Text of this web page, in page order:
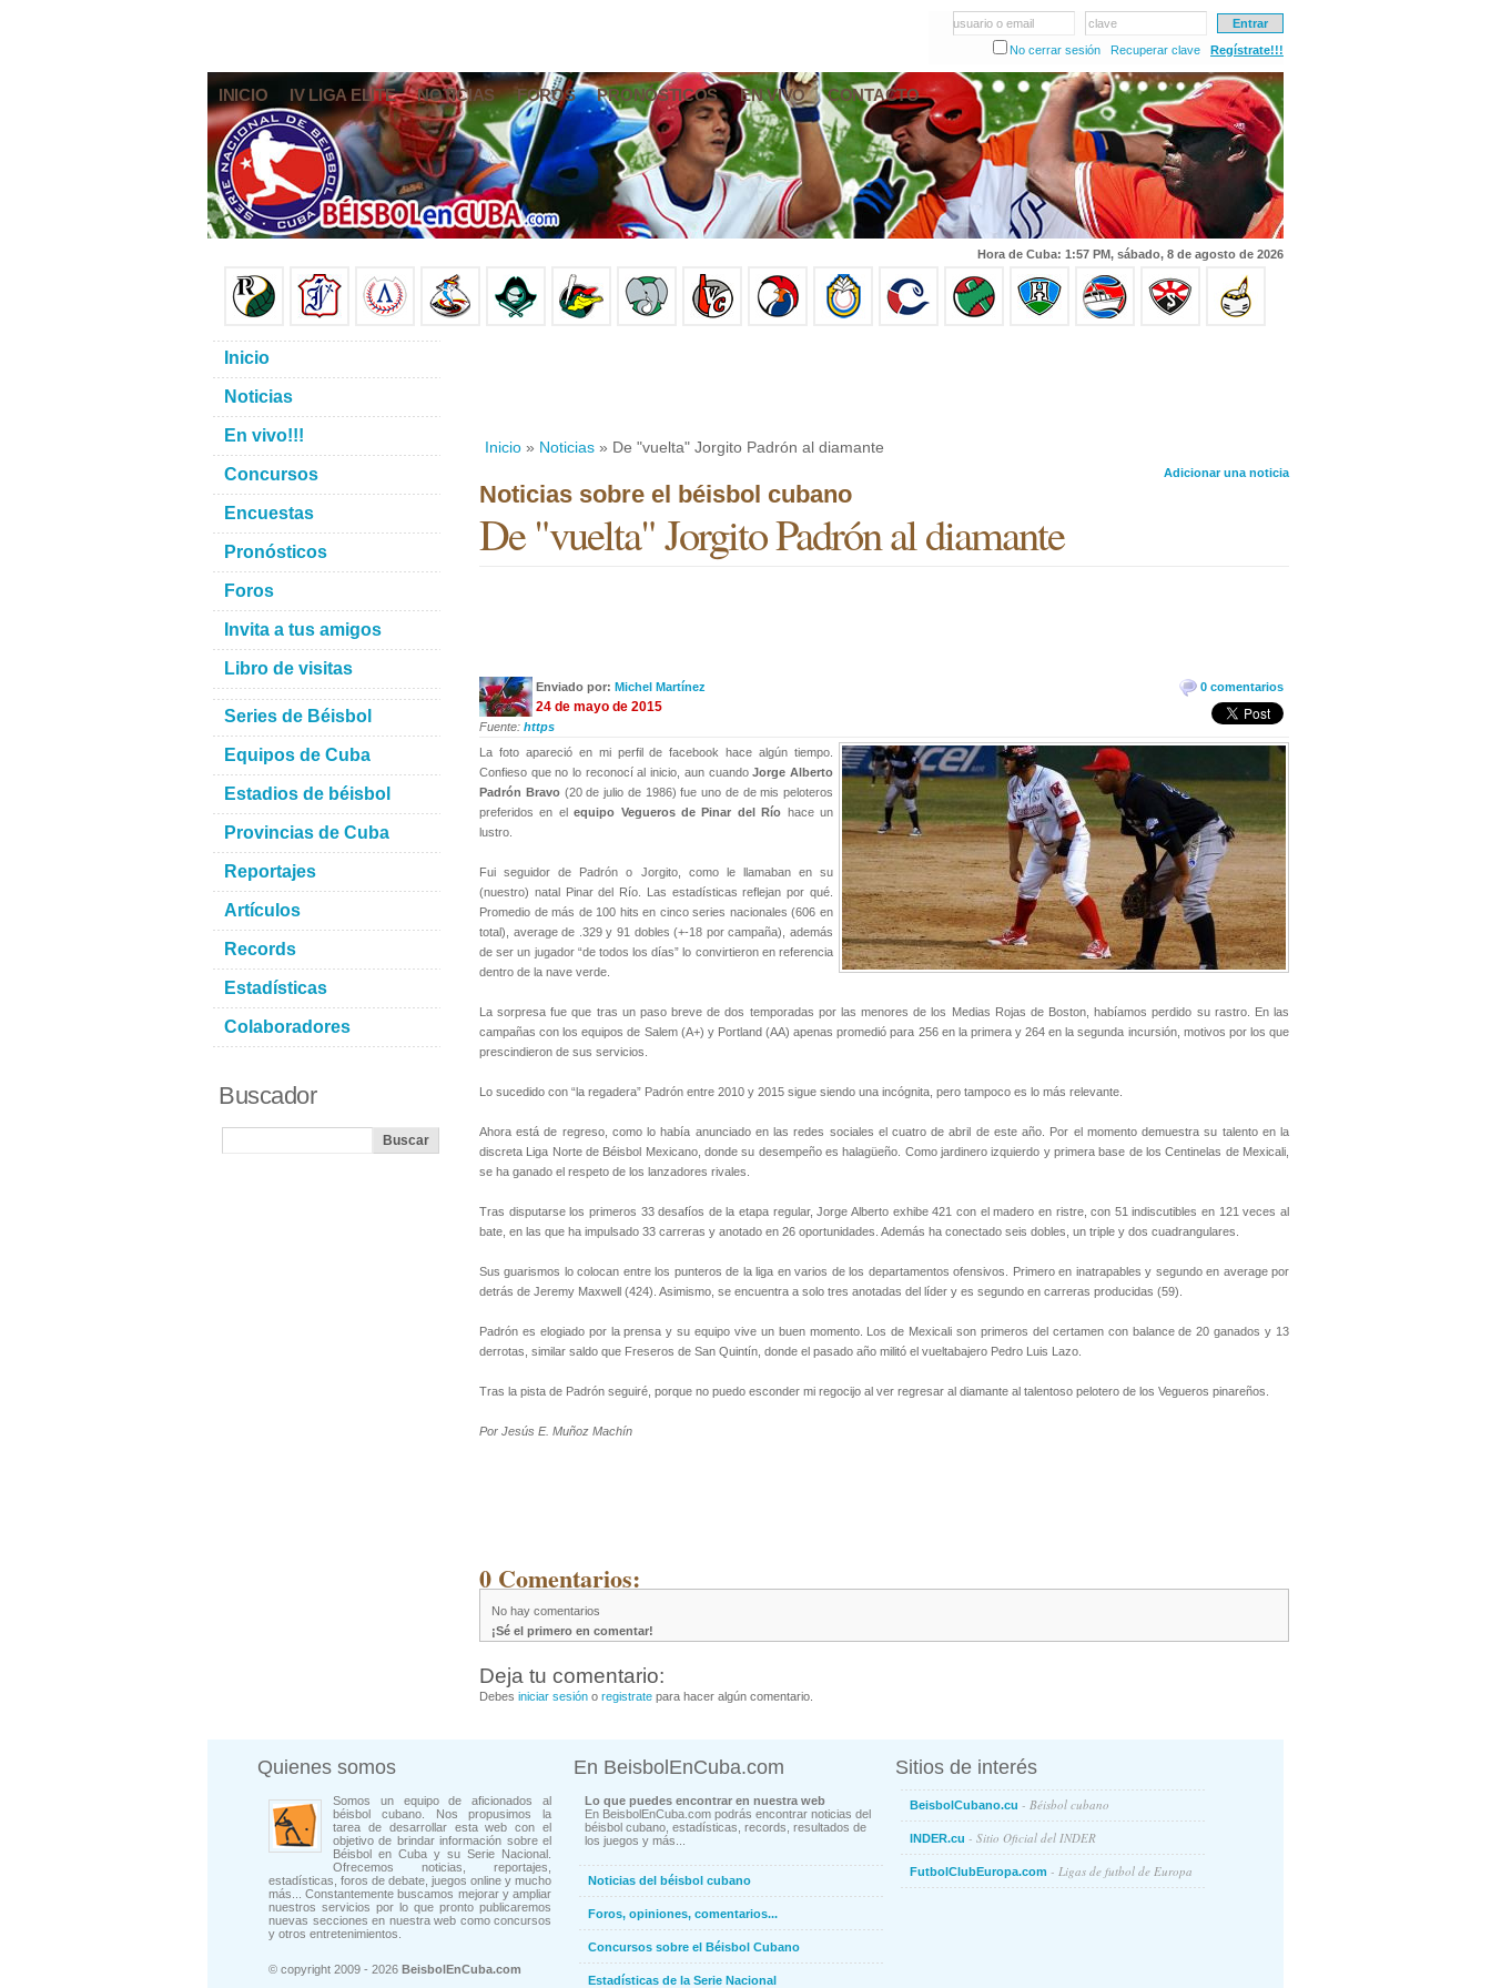
usuario o email
clave
No cerrar sesión
Recuperar clave Regístrate!!!
INICIO IV LIGA ELITE NOTICIAS FOROS PRONÓSTICOS EN VIVO CONTACTO
Hora de Cuba: 1:57 PM, sábado, 8 de agosto de 2026
Inicio » Noticias » De "vuelta" Jorgito Padrón al diamante
Adicionar una noticia
Noticias sobre el béisbol cubano
De "vuelta" Jorgito Padrón al diamante
0 comentarios
Enviado por: Michel Martínez
24 de mayo de 2015
Fuente: https
La foto apareció en mi perfil de facebook hace algún tiempo.
Confieso que no lo reconocí al inicio, aun cuandoJorge Alberto
Padrón Bravo(20 de julio de 1986) fue uno de de mis peloteros
preferidos en elequipo Vegueros de Pinar del Río hace un
lustro.
Fui seguidor de Padrón o Jorgito, como le llamaban en su
(nuestro) natal Pinar del Río. Las estadísticas reflejan por qué.
Promedio de más de 100 hits en cinco series nacionales (606 en
total), average de .329 y 91 dobles (+-18 por campaña), además
de ser un jugador “de todos los días” lo convirtieron en referencia
dentro de la nave verde.
La sorpresa fue que tras un paso breve de dos temporadas por las menores de los Medias Rojas de Boston, habíamos perdido su rastro. En las
campañas con los equipos de Salem (A+) y Portland (AA) apenas promedió para 256 en la primera y 264 en la segunda incursión, motivos por los que
prescindieron de sus servicios.
Lo sucedido con “la regadera” Padrón entre 2010 y 2015 sigue siendo una incógnita, pero tampoco es lo más relevante.
Ahora está de regreso, como lo había anunciado en las redes sociales el cuatro de abril de este año. Por el momento demuestra su talento en la
discreta Liga Norte de Béisbol Mexicano, donde su desempeño es halagüeño. Como jardinero izquierdo y primera base de los Centinelas de Mexicali,
se ha ganado el respeto de los lanzadores rivales.
Tras disputarse los primeros 33 desafíos de la etapa regular, Jorge Alberto exhibe 421 con el madero en ristre, con 51 indiscutibles en 121 veces al
bate, en las que ha impulsado 33 carreras y anotado en 26 oportunidades. Además ha conectado seis dobles, un triple y dos cuadrangulares.
Sus guarismos lo colocan entre los punteros de la liga en varios de los departamentos ofensivos. Primero en inatrapables y segundo en average por
detrás de Jeremy Maxwell (424). Asimismo, se encuentra a solo tres anotadas del líder y es segundo en carreras producidas (59).
Padrón es elogiado por la prensa y su equipo vive un buen momento. Los de Mexicali son primeros del certamen con balance de 20 ganados y 13
derrotas, similar saldo que Freseros de San Quintín, donde el pasado año militó el vueltabajero Pedro Luis Lazo.
Tras la pista de Padrón seguiré, porque no puedo esconder mi regocijo al ver regresar al diamante al talentoso pelotero de los Vegueros pinareños.
Por Jesús E. Muñoz Machín
0 Comentarios:
No hay comentarios
¡Sé el primero en comentar!
Deja tu comentario:
Debes iniciar sesión o registrate para hacer algún comentario.
Inicio
Noticias
En vivo!!!
Concursos
Encuestas
Pronósticos
Foros
Invita a tus amigos
Libro de visitas
Series de Béisbol
Equipos de Cuba
Estadios de béisbol
Provincias de Cuba
Reportajes
Artículos
Records
Estadísticas
Colaboradores
Buscador
Quienes somos
Somos un equipo de aficionados al
béisbol cubano. Nos propusimos la
tarea de desarrollar esta web con el
objetivo de brindar información sobre el
Béisbol en Cuba y su Serie Nacional.
Ofrecemos noticias, reportajes,
estadísticas, foros de debate, juegos online y mucho
más... Constantemente buscamos mejorar y ampliar
nuestros servicios por lo que pronto publicaremos
nuevas secciones en nuestra web como concursos
y otros entretenimientos.
© copyright 2009 - 2026 BeisbolEnCuba.com
En BeisbolEnCuba.com
Lo que puedes encontrar en nuestra web
En BeisbolEnCuba.com podrás encontrar noticias del
béisbol cubano, estadísticas, records, resultados de
los juegos y más...
Noticias del béisbol cubano
Foros, opiniones, comentarios...
Concursos sobre el Béisbol Cubano
Estadísticas de la Serie Nacional
Sitios de interés
BeisbolCubano.cu - Béisbol cubano
INDER.cu - Sitio Oficial del INDER
FutbolClubEuropa.com - Ligas de futbol de Europa